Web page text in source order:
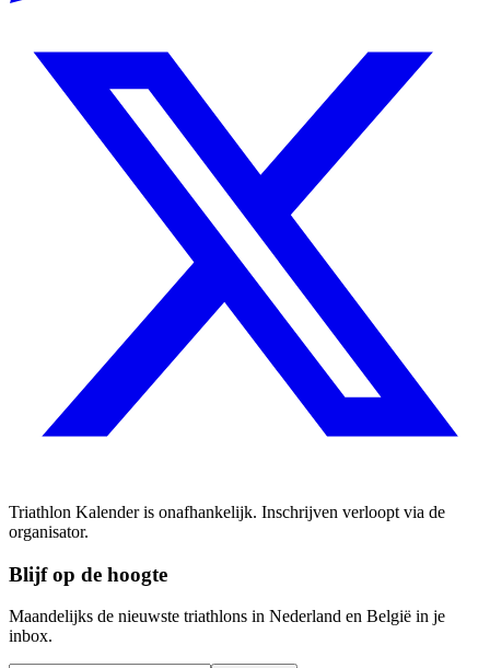
Triathlon Kalender is onafhankelijk. Inschrijven verloopt via de
organisator.
Blijf op de hoogte
Maandelijks de nieuwste triathlons in Nederland en België in je
inbox.